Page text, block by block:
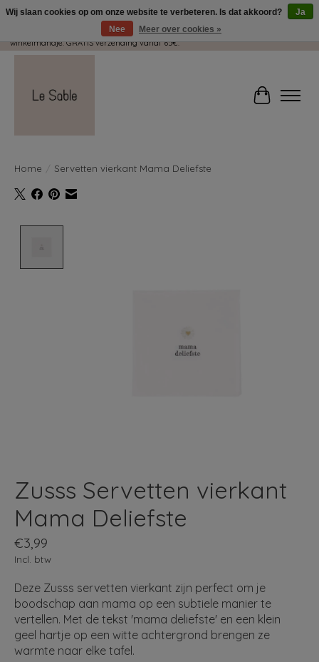
Wij pakken met plezier jouw kadootjes GRATIS in! Duid dit zeker aan in je
winkelmandje. GRATIS verzending vanaf 65€.
Home Servetten vierkant Mama Deliefste
Zusss Servetten vierkant
Mama Deliefste
€3,99
Incl. btw
Deze Zusss servetten vierkant zijn perfect om je
boodschap aan mama op een subtiele manier te
vertellen. Met de tekst 'mama deliefste' en een klein
geel hartje op een witte achtergrond brengen ze
warmte naar elke tafel.
Wij slaan cookies op om onze website te verbeteren. Is dat akkoord?
Ja
Nee
Meer over cookies »